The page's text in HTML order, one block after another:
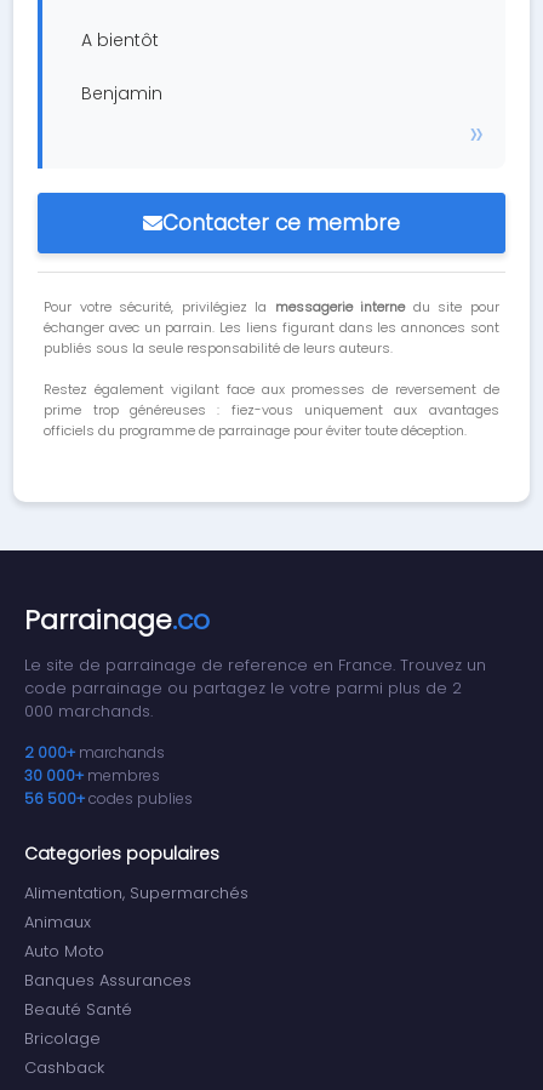
A bientôt
Benjamin
Contacter ce membre
Pour votre sécurité, privilégiez la messagerie internedu site pour
échanger avec un parrain. Les liens figurant dans les annonces sont
publiés sous la seule responsabilité de leurs auteurs.
Restez également vigilant face aux promesses de reversement de
prime trop généreuses : fiez-vous uniquement aux avantages
officiels du programme de parrainage pour éviter toute déception.
Parrainage.co
Le site de parrainage de reference en France. Trouvez un
code parrainage ou partagez le votre parmi plus de 2
000 marchands.
2 000+ marchands
30 000+ membres
56 500+codes publies
Categories populaires
Alimentation, Supermarchés
Animaux
Auto Moto
Banques Assurances
Beauté Santé
Bricolage
Cashback